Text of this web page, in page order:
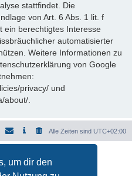
um dir den
stattfindet. Die
von Art. 6 Abs. 1 lit. f
ein berechtigtes Interesse
automatisierter
Weitere Informationen zu
von Google
privacy/ und
about/.
Alle Zeiten sind UTC+02:00
durchphpBB.de